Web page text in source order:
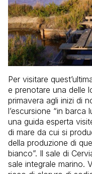
Per visitare
e prenotare una delle
primavera agli inizi di
l’escursione “in barca
una guida esperta
di mare da cui si
della produzione di
bianco”. Il sale di
sale integrale marino.